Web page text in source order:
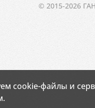
© 2015-2026
cookie-файлы и